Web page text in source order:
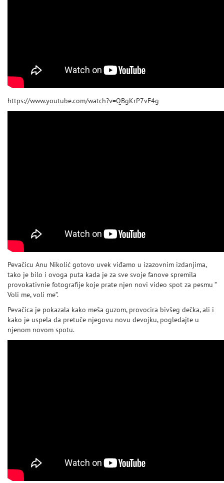
https://www.youtube.com/watch?v=QBgKrP7vF4g
Pevačicu Anu Nikolić gotovo uvek viđamo u izazovnim izdanjima,
tako je bilo i ovoga puta kada je za sve svoje fanove spremila
provokativnie fotografije koje prate njen novi video spot za pesmu ”
Voli me, voli me”.
Pevačica je pokazala kako meša guzom, provocira bivšeg dečka, ali i
kako je uspela da pretuče njegovu novu devojku, pogledajte u
njenom novom spotu.